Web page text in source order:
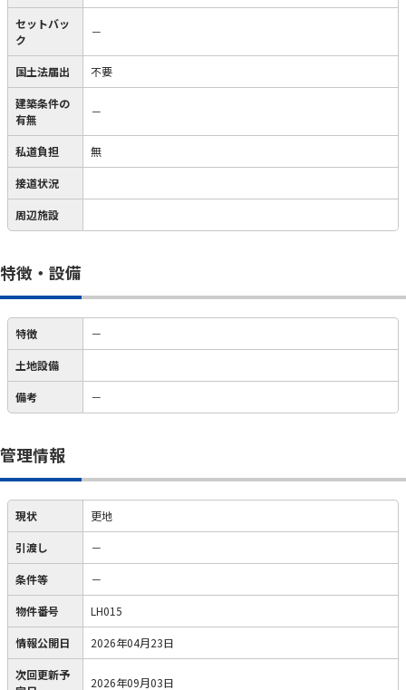
セットバッ
ク
－
国土法届出 不要
建築条件の
有無
－
私道負担 無
接道状況
周辺施設
特徴・設備
特徴 －
土地設備
備考 －
管理情報
現状 更地
引渡し －
条件等 －
物件番号 LH015
情報公開日 2026年04月23日
次回更新予
2026年09月03日